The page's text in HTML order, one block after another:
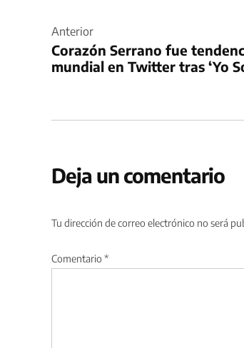
de
entradas
Anterior
Corazón Serrano fue
mundial en Twitter tras ‘Yo
Deja un comentario
Tu dirección de correo electrónico no será
Comentario *